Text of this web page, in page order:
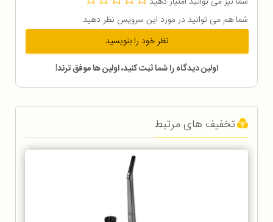
شما هم می توانید در مورد این سرویس نظر دهید
نظر خود را بنویسید
اولین دیدگاه را شما ثبت کنید، اولین ها موفق ترند!
تخفیف های مرتبط